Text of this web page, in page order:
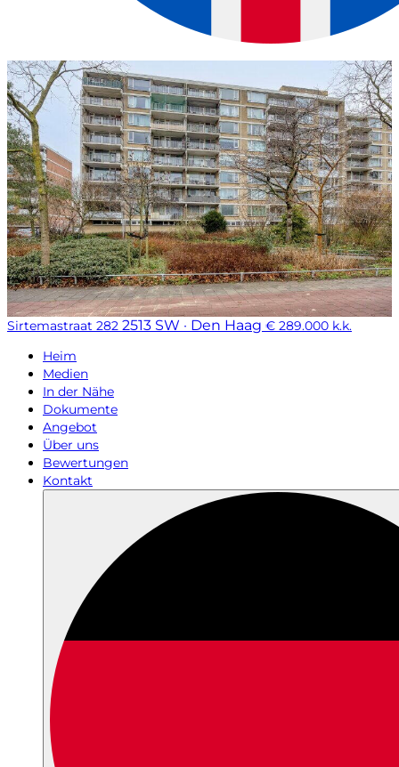
Sirtemastraat 282 2513 SW · Den Haag € 289.000 k.k.
Heim
Medien
In der Nähe
Dokumente
Angebot
Über uns
Bewertungen
Kontakt